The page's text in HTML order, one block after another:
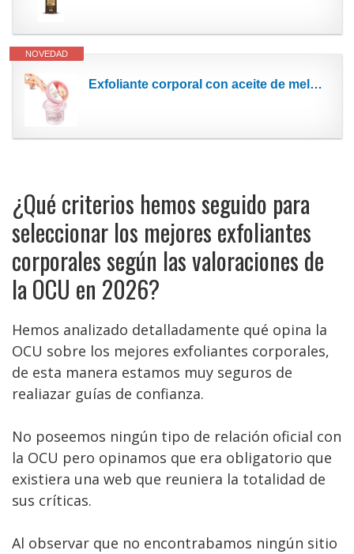
NOVEDAD
Exfoliante corporal con aceite de melocotón EXFOLIANTE EXFOLIANTE Exfoliante hidratante de...
¿Qué criterios hemos seguido para
seleccionar los mejores exfoliantes
corporales según las valoraciones de
la OCU en 2026?
Hemos analizado detalladamente qué opina la
OCU sobre los mejores exfoliantes corporales,
de esta manera estamos muy seguros de
realiazar guías de confianza.
No poseemos ningún tipo de relación oficial con
la OCU pero opinamos que era obligatorio que
existiera una web que reuniera la totalidad de
sus críticas.
Al observar que no encontrabamos ningún sitio